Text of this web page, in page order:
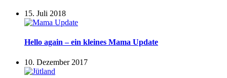
15. Juli 2018
Hello again – ein kleines Mama Update
10. Dezember 2017